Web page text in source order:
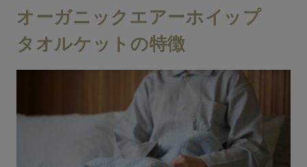
オーガニックエアーホイップ
タオルケットの特徴